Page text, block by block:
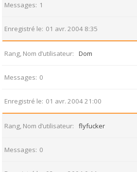
Messages 1
Enregistré le 01 avr. 2004 8:35
Rang, Nom d’utilisateur Dom
Messages 0
Enregistré le 01 avr. 2004 21:00
Rang, Nom d’utilisateur flyfucker
Messages 0